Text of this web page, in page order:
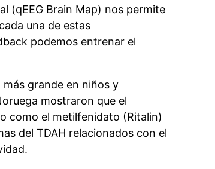
(qEEG Brain Map) nos permite
una de estas
podemos entrenar el
grande en niños y
mostraron que el
como el metilfenidato (Ritalin)
del TDAH relacionados con el